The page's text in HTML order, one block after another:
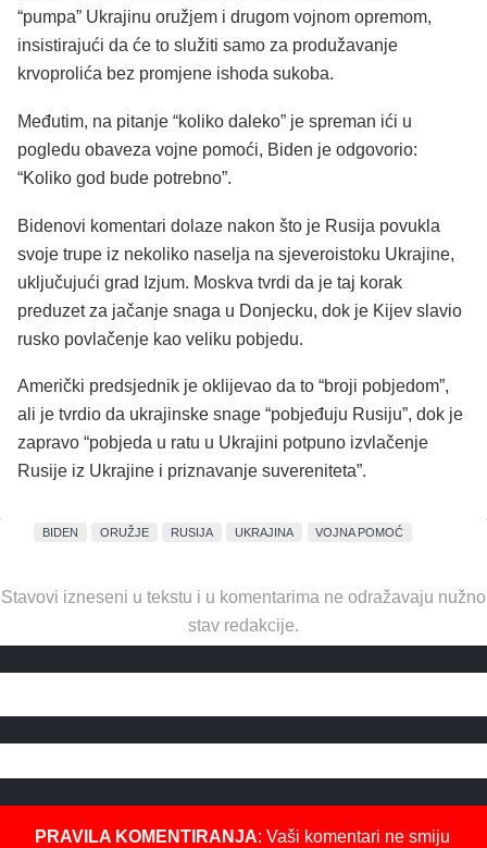
“pumpa” Ukrajinu oružjem i drugom vojnom opremom,
insistirajući da će to služiti samo za produžavanje
krvoprolića bez promjene ishoda sukoba.
Međutim, na pitanje “koliko daleko” je spreman ići u
pogledu obaveza vojne pomoći, Biden je odgovorio:
“Koliko god bude potrebno”.
Bidenovi komentari dolaze nakon što je Rusija povukla
svoje trupe iz nekoliko naselja na sjeveroistoku Ukrajine,
uključujući grad Izjum. Moskva tvrdi da je taj korak
preduzet za jačanje snaga u Donjecku, dok je Kijev slavio
rusko povlačenje kao veliku pobjedu.
Američki predsjednik je oklijevao da to “broji pobjedom”,
ali je tvrdio da ukrajinske snage “pobjeđuju Rusiju”, dok je
zapravo “pobjeda u ratu u Ukrajini potpuno izvlačenje
Rusije iz Ukrajine i priznavanje suvereniteta”.
BIDEN ORUŽJE RUSIJA UKRAJINA VOJNA POMOĆ
Stavovi izneseni u tekstu i u komentarima ne odražavaju nužno
stav redakcije.
PRAVILA KOMENTIRANJA: Vaši komentari ne smiju